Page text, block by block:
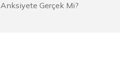
Anksiyete Gerçek Mi?